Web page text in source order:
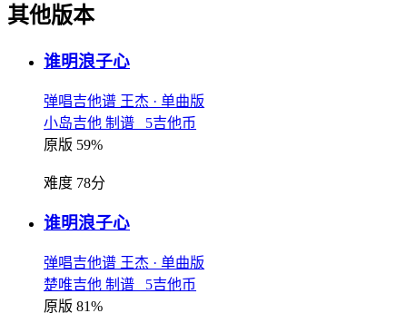
其他版本
谁明浪子心
弹唱吉他谱 王杰 · 单曲版
小岛吉他 制谱 5吉他币
原版 59%
难度 78分
谁明浪子心
弹唱吉他谱 王杰 · 单曲版
楚唯吉他 制谱 5吉他币
原版 81%